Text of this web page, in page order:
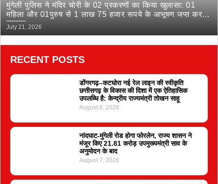
मुंगेली पुलिस ने मंदिर चोरी के 02 प्रकरणों का किया खुलासा: 01
महिला और 01पुरुष से 1 लाख 75 हजार रूपये के आभूषण जप्त कर
भेजा जेल
July 21, 2026
RECENT POSTS
डोंगरगढ़–कटघोरा नई रेल लाइन की स्वीकृति
छत्तीसगढ़ के विकास की दिशा में एक ऐतिहासिक
उपलब्धि है: केन्द्रीय राज्यमंत्री तोखन साहू
August 8, 2026
नांदघाट-मुंगेली रोड होगा फोरलेन, राज्य शासन ने
मंजूर किए 21.81 करोड़ उपमुख्यमंत्री साव के
अनुमोदन के बाद
August 7, 2026